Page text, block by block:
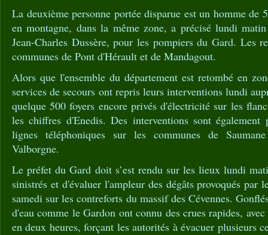
La deuxième personne portée disparue est un homme de
en montagne, dans la même zone, a précisé lundi
Jean-Charles Dussère, pour les pompiers du Gard. Les
communes de Pont d'Hérault et de Mandagout.
Alors que l'ensemble du département est retombé en
services de secours ont repris leurs interventions lundi
quelque 500 foyers encore privés d'électricité sur les
les chiffres d'Enedis. Des interventions sont
lignes téléphoniques sur les communes de
Valborgne.
Le préfet du Gard doit s’est rendu sur les lieux lundi
sinistrés et d'évaluer l'ampleur des dégâts provoqués par
samedi sur les contreforts du massif des Cévennes.
d'eau comme le Gardon ont connu des crues rapides,
en deux heures, forçant les autorités à évacuer plusieurs